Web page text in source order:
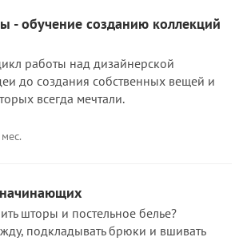
- обучение созданию коллекций
работы над дизайнерской
до создания собственных вещей и
всегда мечтали.
шторы и постельное белье?
подкладывать брюки и вшивать